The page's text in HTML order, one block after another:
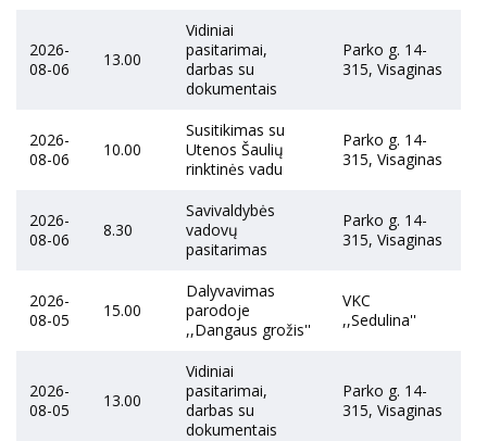
2026-
08-06
13.00
Vidiniai
pasitarimai,
darbas su
dokumentais
Parko g. 14-
315, Visaginas
2026-
08-06
10.00
Susitikimas su
Utenos Šaulių
rinktinės vadu
Parko g. 14-
315, Visaginas
2026-
08-06
8.30
Savivaldybės
vadovų
pasitarimas
Parko g. 14-
315, Visaginas
2026-
08-05
15.00
Dalyvavimas
parodoje
,,Dangaus grožis''
VKC
,,Sedulina''
2026-
08-05
13.00
Vidiniai
pasitarimai,
darbas su
dokumentais
Parko g. 14-
315, Visaginas